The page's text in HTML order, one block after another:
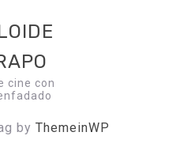
cine con
by ThemeinWP